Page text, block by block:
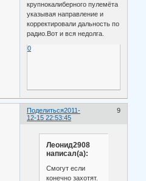
крупнокалиберного пулемёта
указывая направление и
корректировали дальность по
радио.Вот и вся недолга.
0
Поделиться 9
2011-
12-15 22:53:45
Леонид2908
написал(а):
Смогут если
конечно захотят.